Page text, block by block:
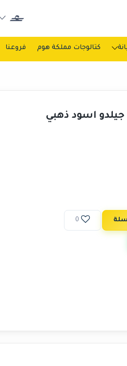
كتالوجات مملكة هوم فروعنا
اسود ذهبي
0